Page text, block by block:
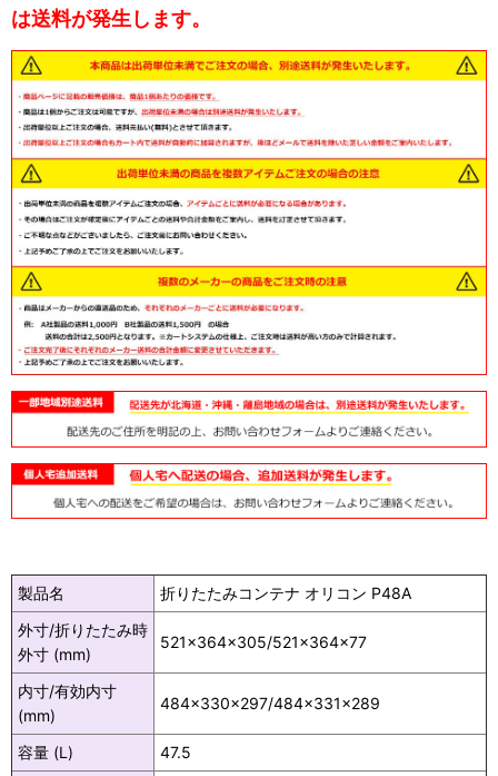
は送料が発生します。
製品名
折りたたみコンテナ オリコン P48A
外寸/折りたたみ時
外寸 (mm)
521×364×305/521×364×77
内寸/有効内寸
(mm)
484×330×297/484×331×289
容量 (L)
47.5